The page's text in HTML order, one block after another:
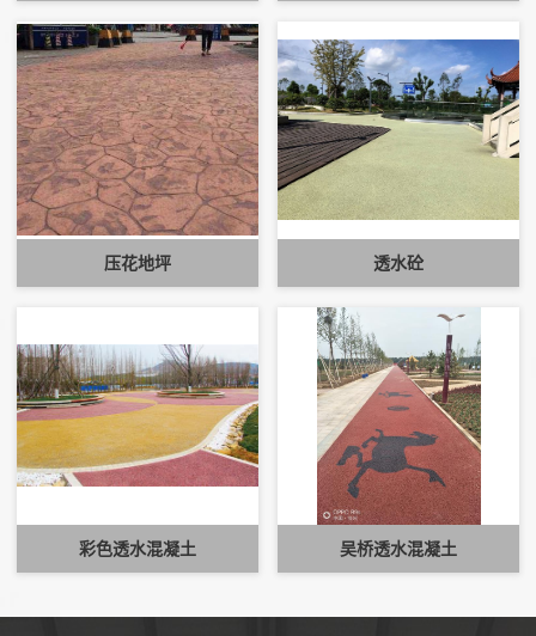
压花地坪 透水砼
彩色透水混凝土 吴桥透水混凝土